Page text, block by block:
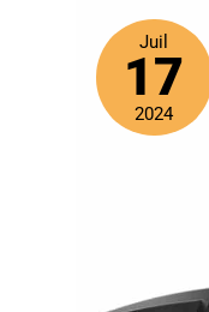
vision à travers
couleurs du
environnements
grand angle de
découvrez un
au-delà d'un
obtenir un
Contrôle
sensorielles
FIFSH, prenez
du chemin du
tournant la
renforcez vos
Juil
17
2024